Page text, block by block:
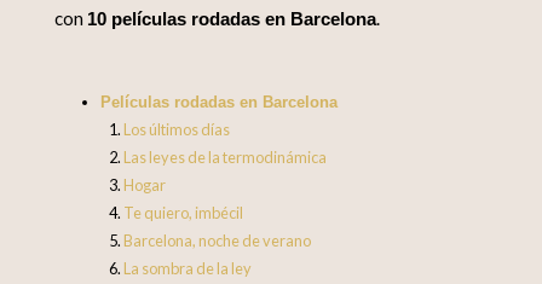
con 10 películas rodadas en Barcelona.
Películas rodadas en Barcelona
Los últimos días
Las leyes de la termodinámica
Hogar
Te quiero, imbécil
Barcelona, noche de verano
La sombra de la ley